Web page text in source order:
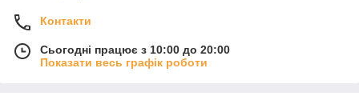
Контакти
Сьогодні працює з 10:00 до 20:00
Показати весь графік роботи